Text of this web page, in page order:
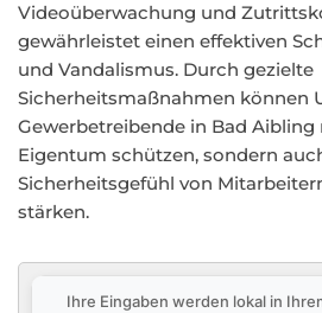
Videoüberwachung und
gewährleistet einen effektiven
und Vandalismus. Durch gezielte
Sicherheitsmaßnahmen können
Gewerbetreibende in Bad
Eigentum schützen, sondern
Sicherheitsgefühl von
stärken.
Ihre Eingaben werden lokal in